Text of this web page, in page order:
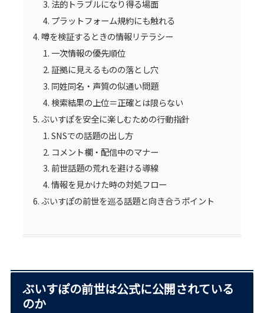
法的トラブルになり得る場面
プラットフォーム規約にも触れる
噂を検証するときの情報リテラシー
一次情報の優先順位
証拠に見えるものの落とし穴
同姓同名・声質の似通い問題
検索結果の上位＝正確とは限らない
ぶいすぽを安全に楽しむための行動指針
SNSでの話題の出し方
コメント欄・配信中のマナー
前世話題の荒れを避ける導線
情報を見かけた時の対処フロー
ぶいすぽの前世を巡る話題と向き合うポイント
ぶいすぽの前世は公式に公開されている
のか